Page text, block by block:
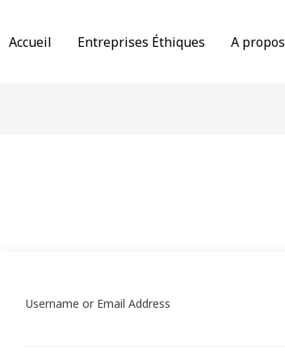
Accueil Entreprises Éthiques A propos
Username or Email Address